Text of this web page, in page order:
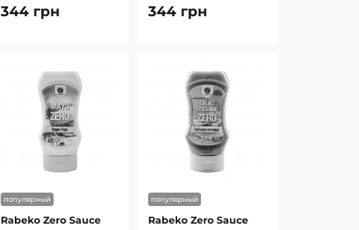
344 грн 344 грн
популярный
Rabeko Zero Sauce
популярный
Rabeko Zero Sauce